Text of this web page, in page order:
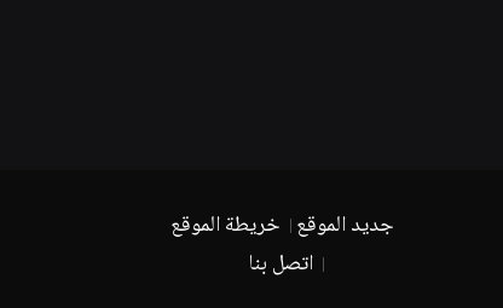
جديد الموقع خريطة الموقع
اتصل بنا